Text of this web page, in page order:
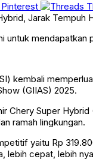
Pinterest
untuk mendapatkan
kembali
(GIIAS) 2025.
Chery Super
ramah lingkungan.
yaitu Rp
lebih cepat, lebih